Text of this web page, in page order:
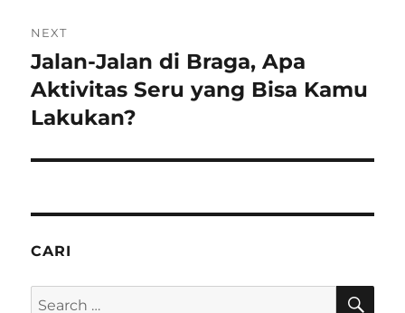
NEXT
Next
post:
Jalan-Jalan di Braga, Apa
Aktivitas Seru yang Bisa Kamu
Lakukan?
CARI
Search